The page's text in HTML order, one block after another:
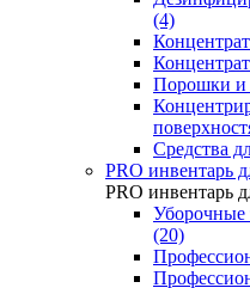
(4)
Порошки и
Средства
PRO инвентарь
PRO инвентарь
Уборочные
(20)